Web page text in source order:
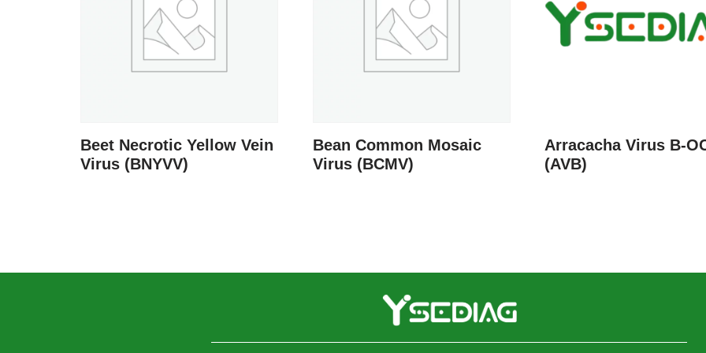
Beet Necrotic Yellow Vein
Virus (BNYVV)
Bean Common Mosaic
Virus (BCMV)
Arracacha Virus B-
(AVB)